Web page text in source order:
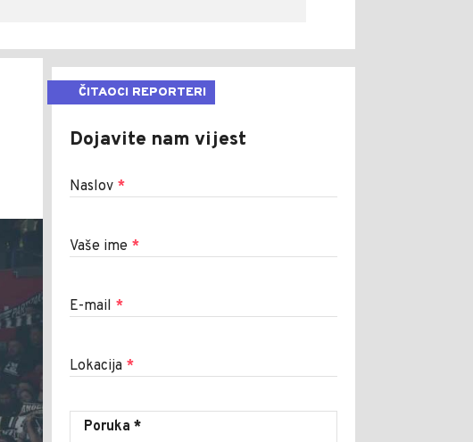
ČITAOCI REPORTERI
Dojavite nam vijest
Naslov *
Vaše ime *
E-mail *
Lokacija *